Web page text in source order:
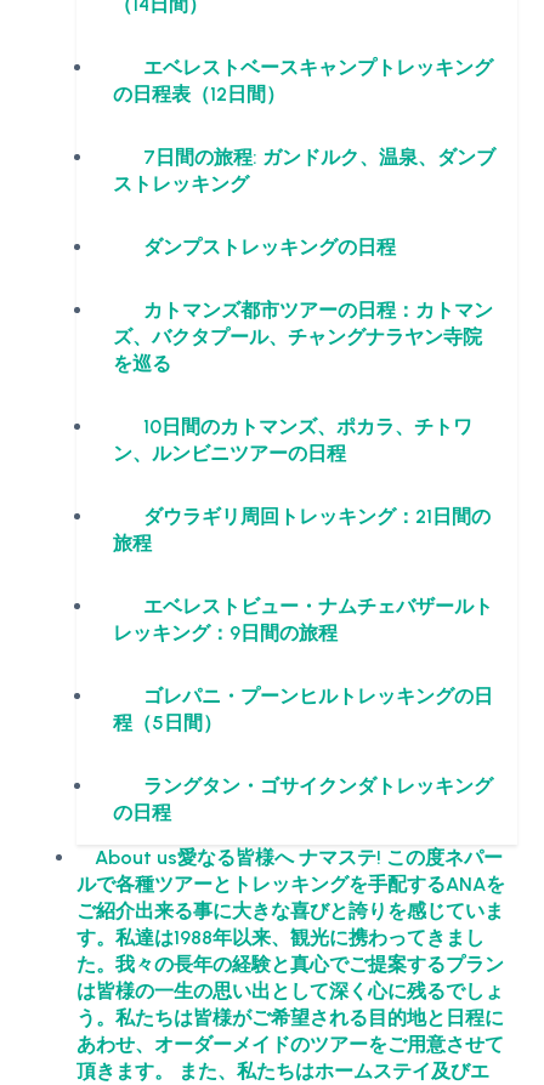
エベレストベースキャンプトレッキング
の日程表（12日間）
7日間の旅程: ガンドルク、温泉、ダンブ
ストレッキング
ダンプストレッキングの日程
カトマンズ都市ツアーの日程：カトマン
ズ、バクタプール、チャングナラヤン寺院
を巡る
10日間のカトマンズ、ポカラ、チトワ
ン、ルンビニツアーの日程
ダウラギリ周回トレッキング：21日間の
旅程
エベレストビュー・ナムチェバザールト
レッキング：9日間の旅程
ゴレパニ・プーンヒルトレッキングの日
程（5日間）
ラングタン・ゴサイクンダトレッキング
の日程
About us愛なる皆様へ ナマステ! この度ネパー
ルで各種ツアーとトレッキングを手配するANAを
ご紹介出来る事に大きな喜びと誇りを感じていま
す。私達は1988年以来、観光に携わってきまし
た。我々の長年の経験と真心でご提案するプラン
は皆様の一生の思い出として深く心に残るでしょ
う。私たちは皆様がご希望される目的地と日程に
あわせ、オーダーメイドのツアーをご用意させて
頂きます。 また、私たちはホームステイ及びエ